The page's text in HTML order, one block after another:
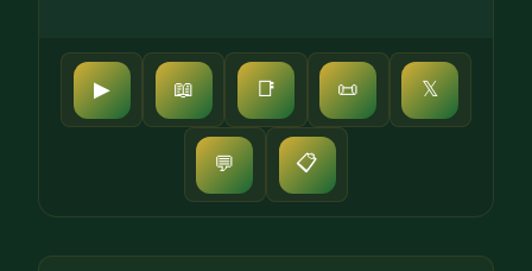
▶ 📖 📑 📜 𝕏
💬 📋